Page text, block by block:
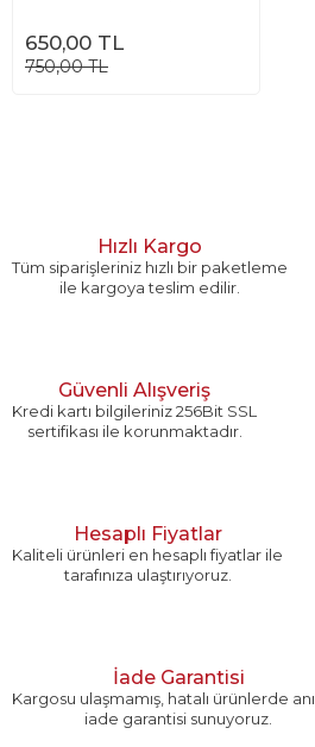
650,00 TL
750,00 TL
Hızlı Kargo
Tüm siparişleriniz hızlı bir paketleme
ile kargoya teslim edilir.
Güvenli Alışveriş
Kredi kartı bilgileriniz 256Bit SSL
sertifikası ile korunmaktadır.
Hesaplı Fiyatlar
Kaliteli ürünleri en hesaplı fiyatlar ile
tarafınıza ulaştırıyoruz.
İade Garantisi
Kargosu ulaşmamış, hatalı ürünlerde
iade garantisi sunuyoruz.